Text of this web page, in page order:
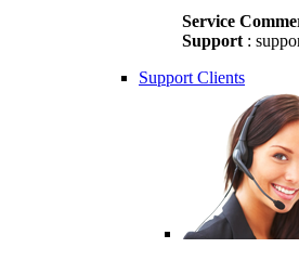
Service
Support :
Support Clients